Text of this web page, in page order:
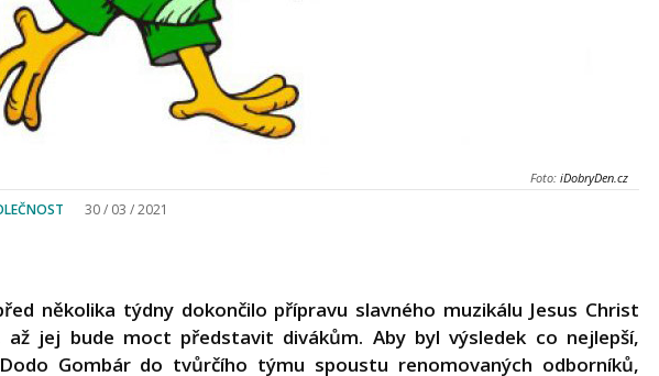
Foto: iDobryDen.cz
30 / 03 / 2021
několika týdny dokončilo přípravu slavného muzikálu Jesus Christ
až jej bude moct představit divákům. Aby byl výsledek co nejlepší,
Gombár do tvůrčího týmu spoustu renomovaných odborníků,